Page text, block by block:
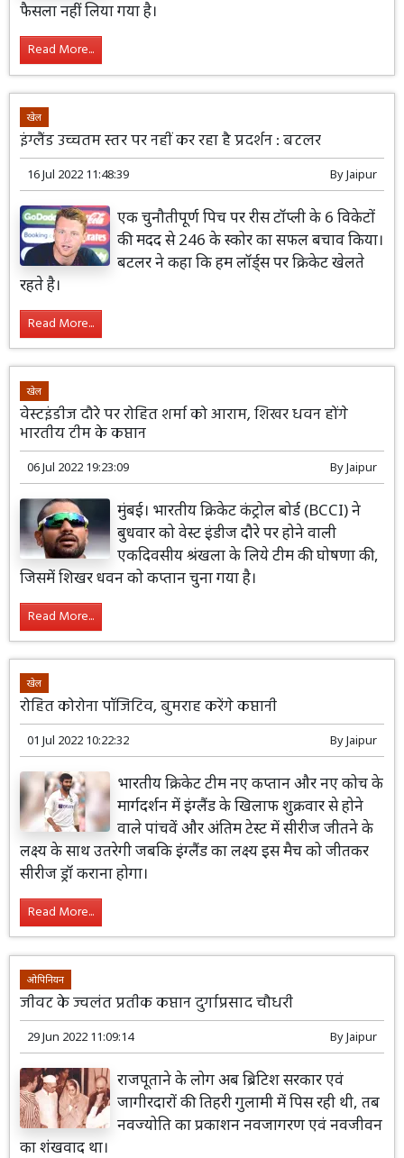
फैसला नहीं लिया गया है।
Read More...
खेल
इंग्लैंड उच्चतम स्तर पर नहीं कर रहा है प्रदर्शन : बटलर
16 Jul 2022 11:48:39 ByJaipur
एक चुनौतीपूर्ण पिच पर रीस टॉप्ली के 6 विकेटों
की मदद से 246 के स्कोर का सफल बचाव किया।
बटलर ने कहा कि हम लॉर्ड्स पर क्रिकेट खेलते
रहते है।
Read More...
खेल
वेस्टइंडीज दौरे पर रोहित शर्मा को आराम, शिखर धवन होंगे
भारतीय टीम के कप्तान
06 Jul 2022 19:23:09 ByJaipur
मुंबई। भारतीय क्रिकेट कंट्रोल बोर्ड (BCCI) ने
बुधवार को वेस्ट इंडीज दौरे पर होने वाली
एकदिवसीय श्रंखला के लिये टीम की घोषणा की,
जिसमें शिखर धवन को कप्तान चुना गया है।
Read More...
खेल
रोहित कोरोना पॉजिटिव, बुमराह करेंगे कप्तानी
01 Jul 2022 10:22:32 ByJaipur
भारतीय क्रिकेट टीम नए कप्तान और नए कोच के
मार्गदर्शन में इंग्लैंड के खिलाफ शुक्रवार से होने
वाले पांचवें और अंतिम टेस्ट में सीरीज जीतने के
लक्ष्य के साथ उतरेगी जबकि इंग्लैंड का लक्ष्य इस मैच को जीतकर
सीरीज ड्रॉ कराना होगा।
Read More...
ओपिनियन
जीवट के ज्वलंत प्रतीक कप्तान दुर्गाप्रसाद चौधरी
29 Jun 2022 11:09:14 ByJaipur
राजपूताने के लोग अब ब्रिटिश सरकार एवं
जागीरदारों की तिहरी गुलामी में पिस रही थी, तब
नवज्योति का प्रकाशन नवजागरण एवं नवजीवन
का शंखवाद था।